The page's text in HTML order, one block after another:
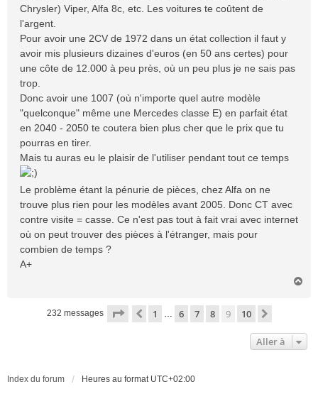
Chrysler) Viper, Alfa 8c, etc. Les voitures te coûtent de
l'argent.
Pour avoir une 2CV de 1972 dans un état collection il faut y
avoir mis plusieurs dizaines d'euros (en 50 ans certes) pour
une côte de 12.000 à peu près, où un peu plus je ne sais pas
trop.
Donc avoir une 1007 (où n'importe quel autre modèle
"quelconque" même une Mercedes classe E) en parfait état
en 2040 - 2050 te coutera bien plus cher que le prix que tu
pourras en tirer.
Mais tu auras eu le plaisir de l'utiliser pendant tout ce temps
Le problème étant la pénurie de pièces, chez Alfa on ne
trouve plus rien pour les modèles avant 2005. Donc CT avec
contre visite = casse. Ce n'est pas tout à fait vrai avec internet
où on peut trouver des pièces à l'étranger, mais pour
combien de temps ?
A+
232 messages Page sur10
Précédente
1 … 6 7 8 9 10
Aller à
Index du forum Heures au format UTC+02:00